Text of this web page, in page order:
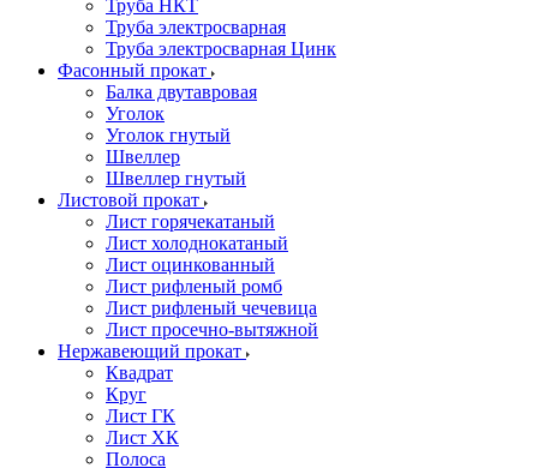
Труба НКТ
Труба электросварная
Труба электросварная Цинк
Фасонный прокат
Балка двутавровая
Уголок
Уголок гнутый
Швеллер
Швеллер гнутый
Листовой прокат
Лист горячекатаный
Лист холоднокатаный
Лист оцинкованный
Лист рифленый ромб
Лист рифленый чечевица
Лист просечно-вытяжной
Нержавеющий прокат
Квадрат
Круг
Лист ГК
Лист ХК
Полоса